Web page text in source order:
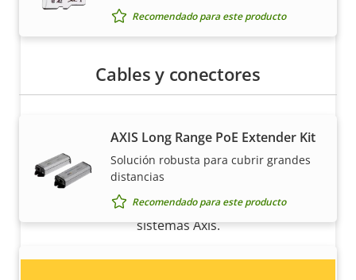
Recomendado para este producto
Cables y conectores
AXIS Long Range PoE Extender Kit
Solución robusta para cubrir grandes
distancias
Recomendado para este producto
¿Quiere vender productos Axis?
¿Está interesado en convertirse en
revendedor? Encuentre información de
contacto de distribuidores de productos y
sistemas Axis.